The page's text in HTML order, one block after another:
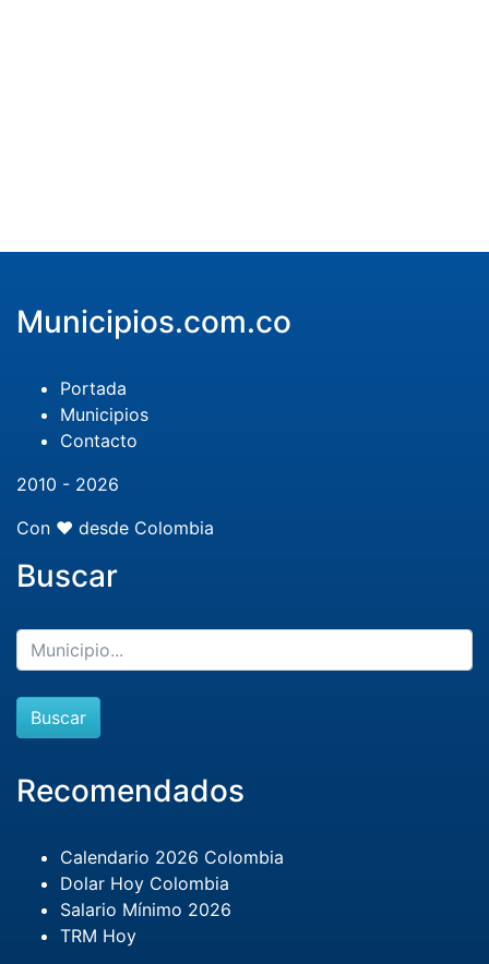
Municipios.com.co
Portada
Municipios
Contacto
2010 - 2026
Con ❤️ desde Colombia
Buscar
Buscar
Recomendados
Calendario 2026 Colombia
Dolar Hoy Colombia
Salario Mínimo 2026
TRM Hoy